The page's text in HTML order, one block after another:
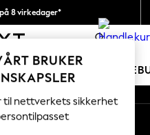
8 virkedager*
tollavgifter 0
KVINNER MENN
nettverkBRUKER
til nettverkets sikkerhet